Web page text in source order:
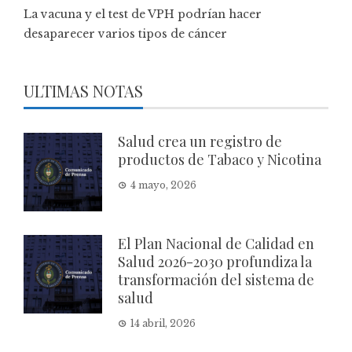
La vacuna y el test de VPH podrían hacer
desaparecer varios tipos de cáncer
ULTIMAS NOTAS
Salud crea un registro de
productos de Tabaco y Nicotina
4 mayo, 2026
El Plan Nacional de Calidad en
Salud 2026-2030 profundiza la
transformación del sistema de
salud
14 abril, 2026